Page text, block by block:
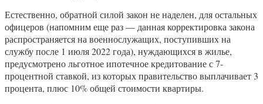
Естественно, обратной силой закон не наделен, для остальных
офицеров (напомним еще раз — данная корректировка закона
распространяется на военнослужащих, поступивших на
службу после 1 июля 2022 года), нуждающихся в жилье,
предусмотрено льготное ипотечное кредитование с 7-
процентной ставкой, из которых правительство выплачивает 3
процента, плюс 10% общей стоимости квартиры.